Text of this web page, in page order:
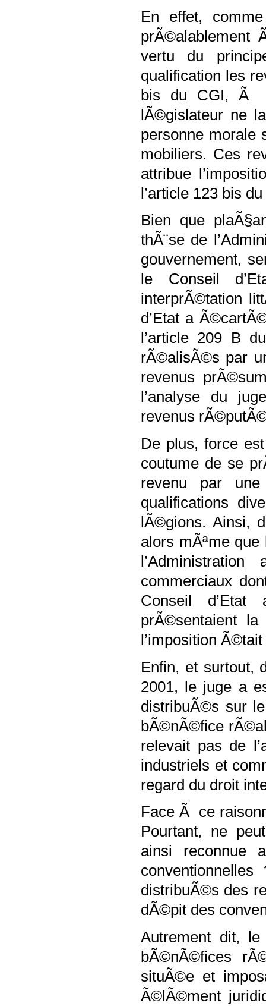
En effet,
prÃ©alablement
vertu du
qualification les
bis du CGI, Ã
lÃ©gislateur ne
personne morale
mobiliers. Ces
attribue
l’article 123 bis
Bien que
thÃ¨se de
gouvernement,
le Conseil
interprÃ©tation
d’Etat a
l’article 209 B
rÃ©alisÃ©s par
revenus
l’analyse du
revenus
De plus, force
coutume de se
revenu par une
qualifications
lÃ©gions. Ainsi,
alors mÃªme
commerciaux
Conseil
prÃ©sentaient
l’imposition
Enfin, et surtout,
2001, le juge a
distribuÃ©s sur
bÃ©nÃ©fice
relevait pas de
industriels et
regard du droit
Face Ã ce
Pourtant, ne
ainsi reconnue
distribuÃ©s des
dÃ©pit des
Autrement dit,
bÃ©nÃ©fices
situÃ©e et
Ã©lÃ©ment